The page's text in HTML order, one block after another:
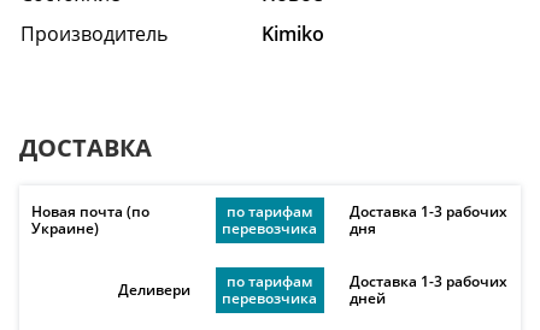
Производитель
Kimiko
ДОСТАВКА
Новая почта (по
Украине)
по тарифам
перевозчика
Доставка 1-3 рабочих
дня
Деливери
по тарифам
перевозчика
Доставка 1-3 рабочих
дней